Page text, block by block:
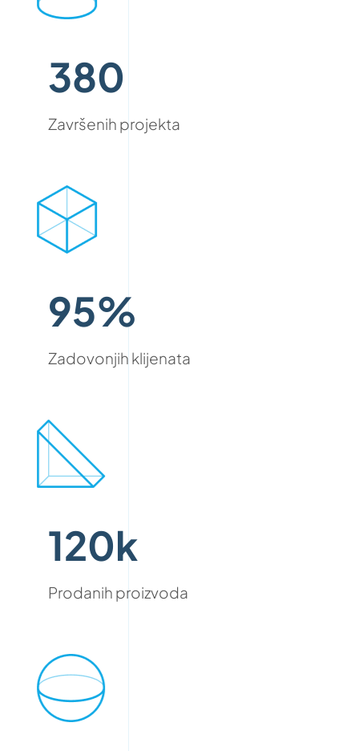
380
Završenih projekta
95%
Zadovonjih klijenata
120k
Prodanih proizvoda